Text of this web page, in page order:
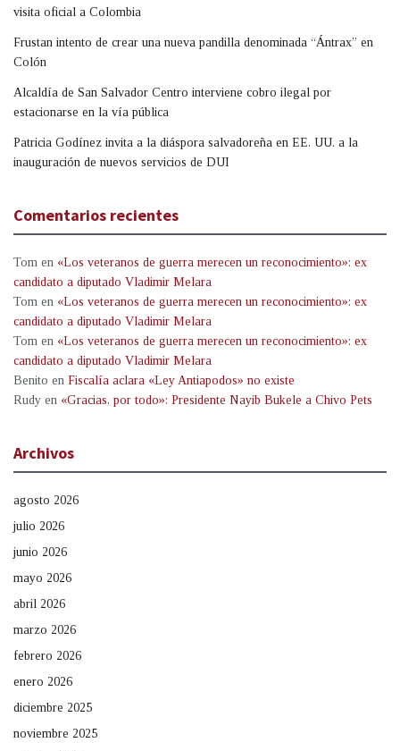
visita oficial a Colombia
Frustan intento de crear una nueva pandilla denominada “Ántrax” en
Colón
Alcaldía de San Salvador Centro interviene cobro ilegal por
estacionarse en la vía pública
Patricia Godínez invita a la diáspora salvadoreña en EE. UU. a la
inauguración de nuevos servicios de DUI
Comentarios recientes
Tom en «Los veteranos de guerra merecen un reconocimiento»: ex
candidato a diputado Vladimir Melara
Tom en «Los veteranos de guerra merecen un reconocimiento»: ex
candidato a diputado Vladimir Melara
Tom en «Los veteranos de guerra merecen un reconocimiento»: ex
candidato a diputado Vladimir Melara
Benito en Fiscalía aclara «Ley Antiapodos» no existe
Rudy en «Gracias, por todo»: Presidente Nayib Bukele a Chivo Pets
Archivos
agosto 2026
julio 2026
junio 2026
mayo 2026
abril 2026
marzo 2026
febrero 2026
enero 2026
diciembre 2025
noviembre 2025